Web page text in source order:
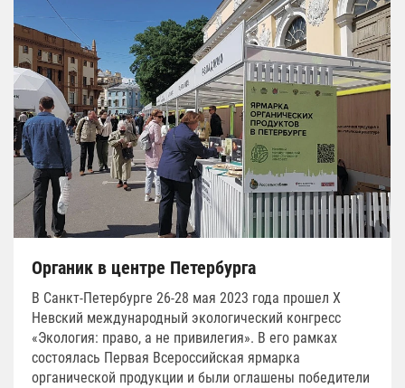
Органик в центре Петербурга
В Санкт-Петербурге 26-28 мая 2023 года прошел Х
Невский международный экологический конгресс
«Экология: право, а не привилегия». В его рамках
состоялась Первая Всероссийская ярмарка
органической продукции и были оглашены победители